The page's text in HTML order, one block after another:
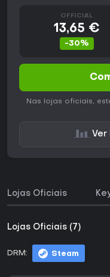
OFFICIAL
13,65 €
-30%
Nas lojas oficiais,
Ver
Lojas Oficiais
Lojas Oficiais (7)
DRM: Steam